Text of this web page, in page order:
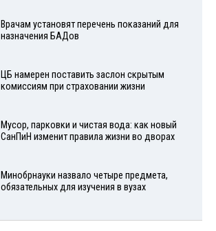
Врачам установят перечень показаний для
назначения БАДов
ЦБ намерен поставить заслон скрытым
комиссиям при страховании жизни
Мусор, парковки и чистая вода: как новый
СанПиН изменит правила жизни во дворах
Минобрнауки назвало четыре предмета,
обязательных для изучения в вузах